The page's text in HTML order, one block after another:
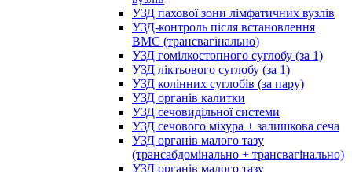
УЗД пахової зони лімфатичних вузлів
УЗД-контроль після встановлення
ВМС (трансвагінально)
УЗД гомілкостопного суглобу (за 1)
УЗД ліктьового суглобу (за 1)
УЗД колінних суглобів (за пару)
УЗД органів калитки
УЗД сечовидільної системи
УЗД сечового міхура + залишкова сеча
УЗД органів малого тазу
(трансабдомінально + трансвагінально)
УЗД органів малого тазу